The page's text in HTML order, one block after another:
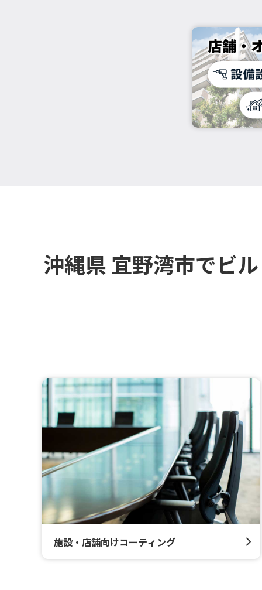
沖縄県 宜野湾市でビ
施設・店舗向けコーティング